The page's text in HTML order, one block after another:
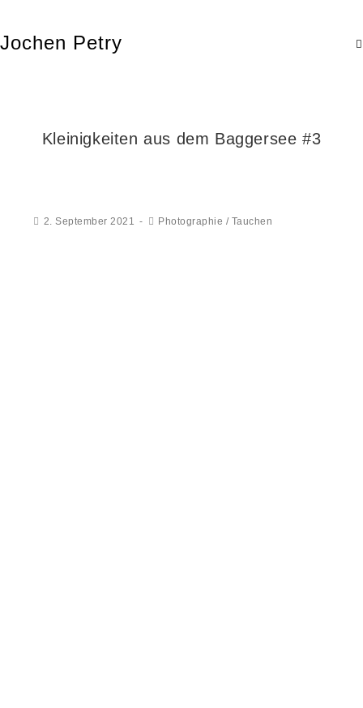
Jochen Petry
Kleinigkeiten aus dem Baggersee #3
2. September 2021 Photographie / Tauchen